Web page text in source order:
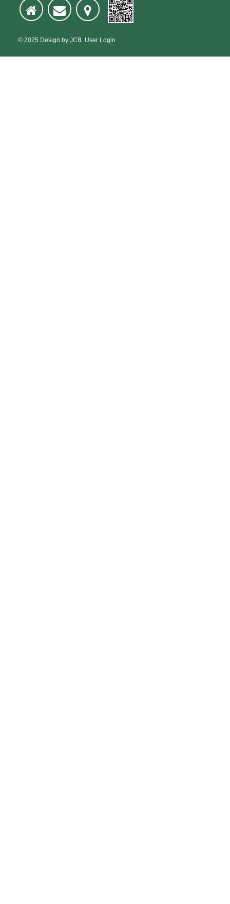
© 2025 Design by JCB User Login